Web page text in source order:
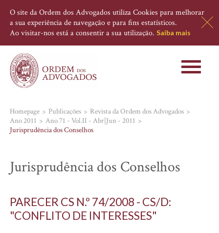
O site da Ordem dos Advogados utiliza Cookies para melhorar
a sua experiência de navegação e para fins estatísticos.
Ao visitar-nos está a consentir a sua utilização. Saiba mais
Toggle
Homepage Publicações
Revista da Ordem dos Advogados
Ano 2011
Ano 71 - Vol.II - Abr|Jun - 2011
Jurisprudência dos Conselhos
Jurisprudência dos Conselhos
PARECER CS N.º 74/2008 - CS/D:
"CONFLITO DE INTERESSES"